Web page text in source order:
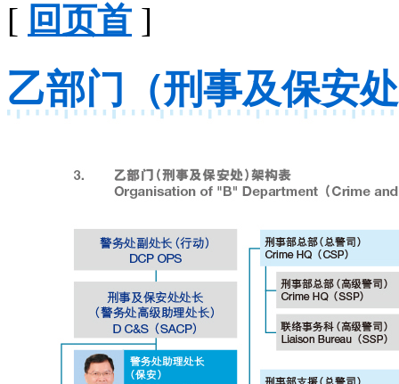
[ 回页首 ]
乙部门（刑事及保安